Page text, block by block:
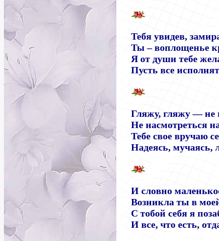
Тебя увидев,
Ты – воплощенье
Я от души тебе
Пусть все
Гляжу, гляжу — не
Не насмотреться
Тебе свое вручаю
Надеясь, мучаясь,
И словно
Возникла ты в
С тобой себя я
И все, что есть,